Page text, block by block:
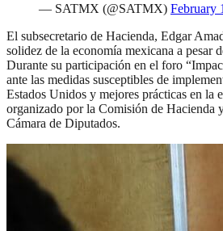
— SATMX (@SATMX) February
El subsecretario de Hacienda, Edgar
solidez de la economía mexicana a pesar
Durante su participación en el foro
ante las medidas susceptibles de
Estados Unidos y mejores prácticas en la
organizado por la Comisión de Hacienda
Cámara de Diputados.